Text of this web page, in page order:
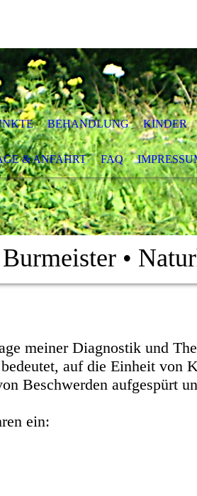
BEHANDLUNG KINDER
& ANFAHRT FAQ
•
meiner Diagnostik und
auf die Einheit von
Beschwerden aufgespürt
ein: